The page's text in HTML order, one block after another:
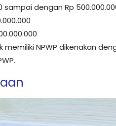
sampai dengan Rp
NPWP dikenakan